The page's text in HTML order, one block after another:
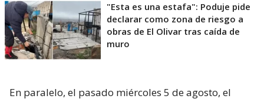
"Esta es una estafa": Poduje pide
declarar como zona de riesgo a
obras de El Olivar tras caída de
muro
En paralelo, el pasado miércoles 5 de agosto, el